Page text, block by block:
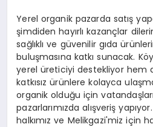
Yerel organik pazarda satış
şimdiden hayırlı kazançlar
sağlıklı ve güvenilir gıda
buluşmasına katkı sunacak.
yerel üreticiyi destekliyor hem
katkısız ürünlere kolayca
organik olduğu için
pazarlarımızda alışveriş
halkımız ve Melikgazi'miz için